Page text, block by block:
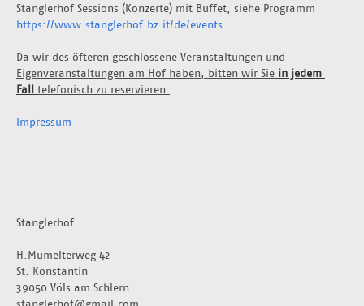
https://www.stanglerhof.bz.it/de/events
Da wir des öfteren geschlossene Veranstaltungen und
Eigenveranstaltungen am Hof haben, bitten wir Sie in jedem
Fall telefonisch zu reservieren.
Impressum
Stanglerhof
H.Mumelterweg 42
St. Konstantin
39050 Völs am Schlern